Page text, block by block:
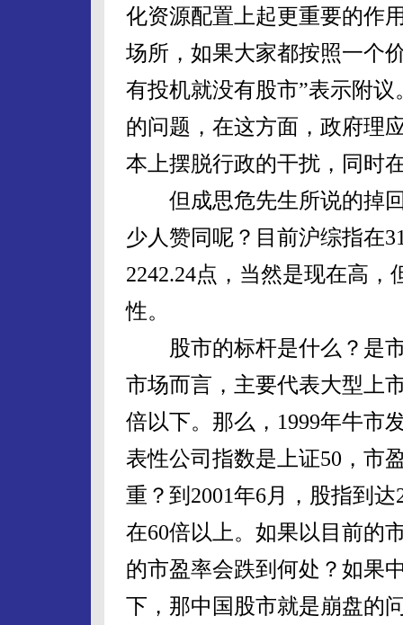
化资源配置上起更重要的作
场所，如果大家都按照一个
有投机就没有股市”表示附
的问题，在这方面，政府理
本上摆脱行政的干扰，同时
但成思危先生所说的掉回
少人赞同呢？目前沪综指在
2242.24点，当然是现在高
性。
股市的标杆是什么？是市
市场而言，主要代表大型上
倍以下。那么，1999年牛市
表性公司指数是上证50，市
重？到2001年6月，股指到
在60倍以上。如果以目前的
的市盈率会跌到何处？如果
下，那中国股市就是崩盘的